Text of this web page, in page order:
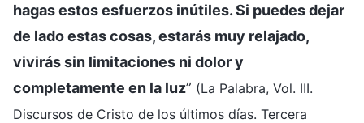
hagas estos esfuerzos inútiles. Si puedes dejar
de lado estas cosas, estarás muy relajado,
vivirás sin limitaciones ni dolor y
completamente en la luz” (La Palabra, Vol. III.
Discursos de Cristo de los últimos días. Tercera